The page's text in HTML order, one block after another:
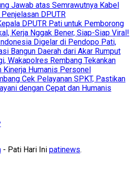
Jawab atas Semrawutnya Kabel
DPUTR
DPUTR Pati untuk Pemborong
Kerja Nggak Bener, Siap-Siap Viral!
Digelar di Pendopo Pati,
Bangun Daerah dari Akar Rumput
Wakapolres Rembang Tekankan
Kinerja Humanis Personel
Cek Pelayanan SPKT, Pastikan
dengan Cepat dan Humanis
- Pati Hari Ini patinews.